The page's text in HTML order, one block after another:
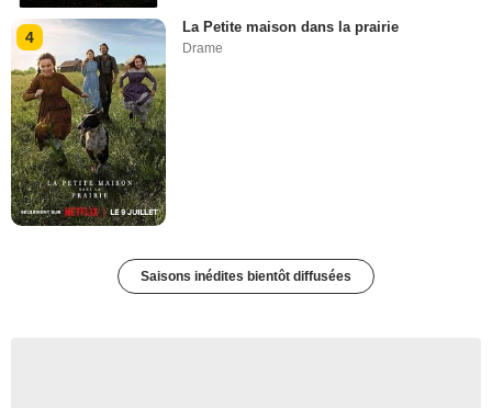
4
La Petite maison dans la prairie
Drame
Saisons inédites bientôt diffusées